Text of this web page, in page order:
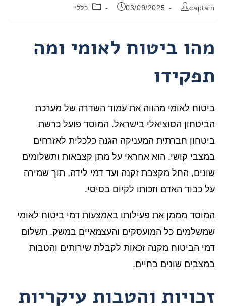
captain
03/09/2025 כללי
מהו ביטוח לאומי ומה
תפקידו
ביטוח לאומי מהווה את עמוד השדרה של מערכת
הביטחון הסוציאלי בישראל. המוסד פועל כרשת
ביטחון חברתית המעניקה הגנה כלכלית לאזרחים
במצבי קושי. הוא אחראי על מתן קצבאות ותשלומים
שונים, החל מקצבת זקנה ועד דמי לידה, תוך שמירה
על כבוד האדם וזכותו לקיום בסיסי.
המוסד מממן את פעילותו באמצעות דמי ביטוח לאומי
שמשלמים כל המועסקים והעצמאיים במשק. תשלום
דמי הביטוח מקנה זכאות לקבלת שירותים והטבות
במצבים שונים בחיים.
זכויות והטבות עיקריות